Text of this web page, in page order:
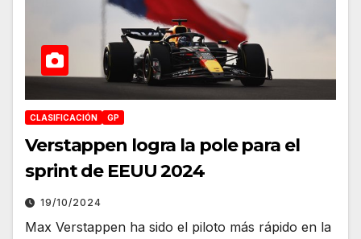
CLASIFICACIÓN GP
Verstappen logra la pole para el
sprint de EEUU 2024
19/10/2024
Max Verstappen ha sido el piloto más rápido en la